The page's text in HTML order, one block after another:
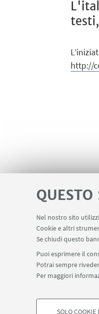
Nel nostro sito
Cookie e altri
Se chiudi questo
Puoi esprimere il
Potrai sempre
Per maggiori
SOLO COOKIE
http://
LINK UTILI Contatti
©Copyright 2026 -
Note legali